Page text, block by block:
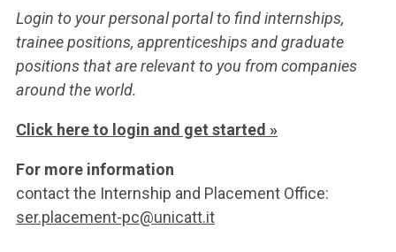
Login to your personal portal to find internships,
trainee positions, apprenticeships and graduate
positions that are relevant to you from companies
around the world.
Click here to login and get started »
For more information
contact the Internship and Placement Office:
ser.placement-pc@unicatt.it